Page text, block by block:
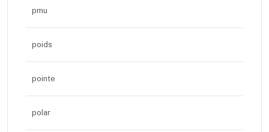
pmu
poids
pointe
polar